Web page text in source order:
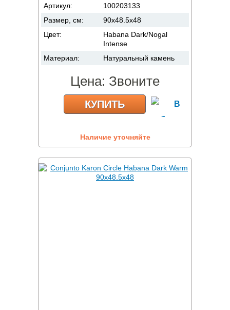
Артикул:
100203133
Размер, см:
90x48.5x48
Цвет:
Habana Dark/Nogal
Intense
Материал:
Натуральный камень
Цена: Звоните
КУПИТЬ
Наличие уточняйте